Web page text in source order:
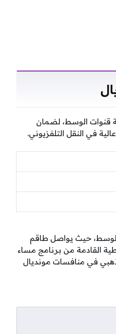
قنوات الوسط، لضمان
في النقل التلفزيوني.
الوسط، حيث يواصل طاقم
القادمة من برنامج مساء
في منافسات مونديال